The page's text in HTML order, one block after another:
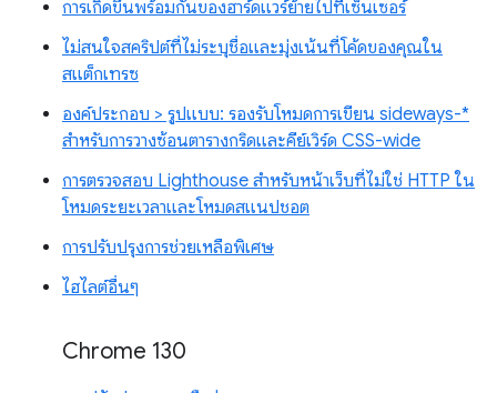
การเกิดขึ้นพร้อมกันของฮาร์ดแวร์ย้ายไปที่เซ็นเซอร์
ไม่สนใจสคริปต์ที่ไม่ระบุชื่อและมุ่งเน้นที่โค้ดของคุณใน
สแต็กเทรซ
องค์ประกอบ > รูปแบบ: รองรับโหมดการเขียน sideways-*
สำหรับการวางซ้อนตารางกริดและคีย์เวิร์ด CSS-wide
การตรวจสอบ Lighthouse สำหรับหน้าเว็บที่ไม่ใช่ HTTP ใน
โหมดระยะเวลาและโหมดสแนปชอต
การปรับปรุงการช่วยเหลือพิเศษ
ไฮไลต์อื่นๆ
Chrome 130